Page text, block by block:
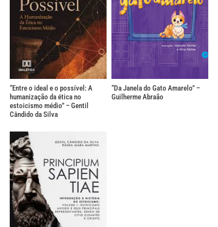
“Entre o ideal e o possível: A
humanização da ética no
estoicismo médio” – Gentil
Cândido da Silva
“Da Janela do Gato Amarelo” –
Guilherme Abraão